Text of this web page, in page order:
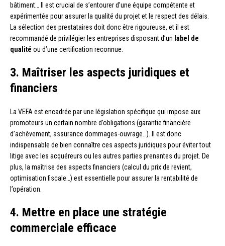
bâtiment… Il est crucial de s’entourer d’une équipe compétente et
expérimentée pour assurer la qualité du projet et le respect des délais.
La sélection des prestataires doit donc être rigoureuse, et il est
recommandé de privilégier les entreprises disposant d’un label de
qualité ou d’une certification reconnue.
3. Maîtriser les aspects juridiques et
financiers
La VEFA est encadrée par une législation spécifique qui impose aux
promoteurs un certain nombre d’obligations (garantie financière
d’achèvement, assurance dommages-ouvrage…). Il est donc
indispensable de bien connaître ces aspects juridiques pour éviter tout
litige avec les acquéreurs ou les autres parties prenantes du projet. De
plus, la maîtrise des aspects financiers (calcul du prix de revient,
optimisation fiscale…) est essentielle pour assurer la rentabilité de
l’opération.
4. Mettre en place une stratégie
commerciale efficace